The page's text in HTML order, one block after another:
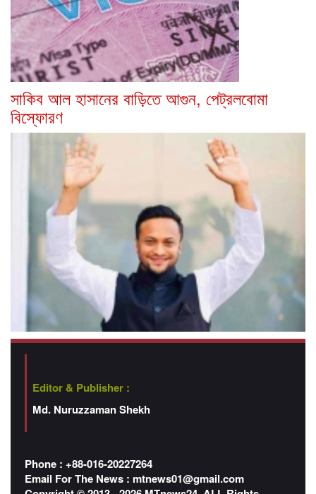
সাকিব আল হাসানের বাড়িতে আগুন, পেট্রলবোমা
বিস্ফোরণ
Editor & Publisher :
Md. Nuruzzaman Shekh
Phone : +88-016-20227264
Email For The News : mtnews01@gmail.com